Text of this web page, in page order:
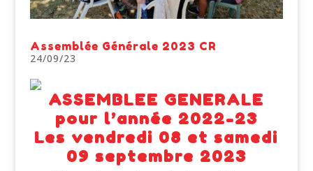
Assemblée Générale 2023 CR
24/09/23
ASSEMBLEE GENERALE
pour l’année 2022-23
Les vendredi 08 et samedi
09 septembre 2023